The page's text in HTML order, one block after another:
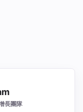
長團隊